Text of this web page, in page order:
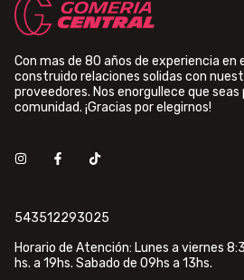
Con mas de 80 años de experiencia en
construido relaciones solidas con
proveedores. Nos enorgullece que
comunidad. ¡Gracias por elegirnos!
543512293025
Horario de Atención: Lunes a viernes
hs. a 19hs. Sabado de 09hs a 13hs.